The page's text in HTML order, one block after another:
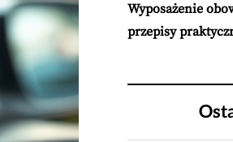
Wyposażenie
przepisy